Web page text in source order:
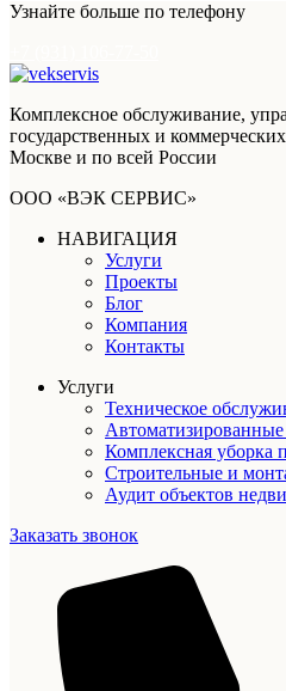
Узнайте больше по телефону
Комплексное обслуживание,
государственных и
Москве и по всей России
ООО «ВЭК СЕРВИС»
НАВИГАЦИЯ
Услуги
Проекты
Блог
Компания
Контакты
Услуги
Техническое
Комплексная уборка
Строительные и
Аудит объектов
Заказать звонок